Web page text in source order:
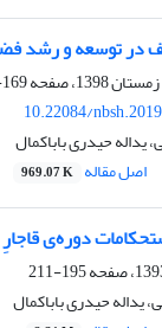
توسعه و رشد
169-188
10.22084/
یداله حیدری باباکمال
اصل مقاله 969.07 K
دوره‌ی
195-211
یداله حیدری باباکمال